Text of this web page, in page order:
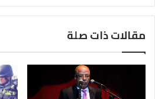
مقالات ذات صلة